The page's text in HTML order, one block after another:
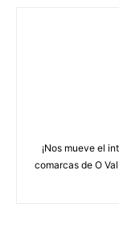
¡Nos mueve el
comarcas de O